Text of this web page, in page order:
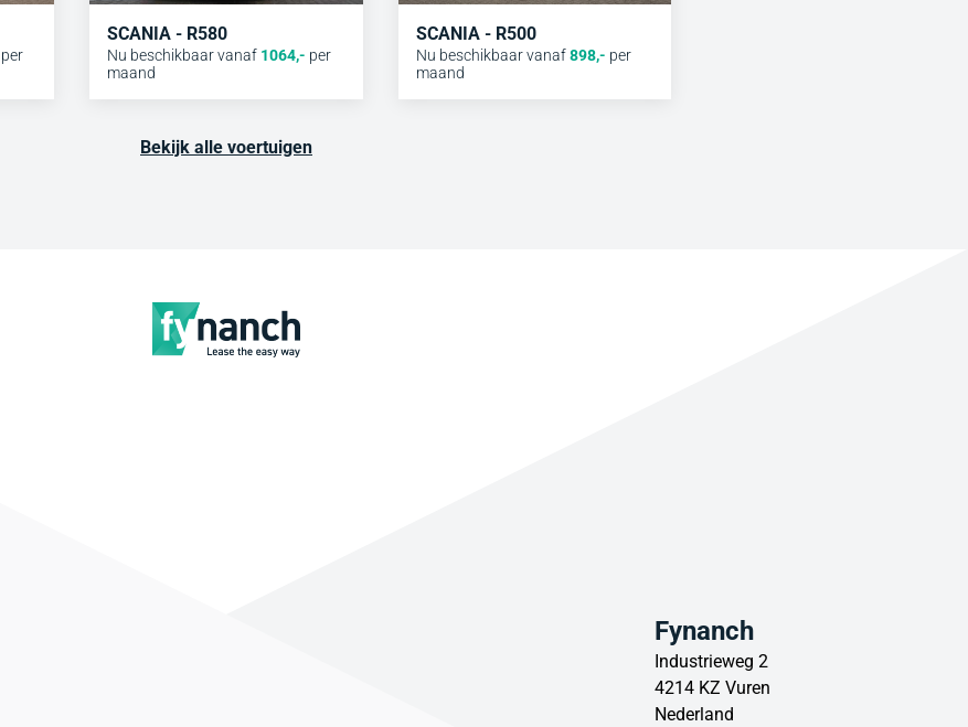
per
SCANIA - R580
Nu beschikbaar vanaf 1064,- per
maand
SCANIA - R500
Nu beschikbaar vanaf 898,- per
maand
Bekijk alle voertuigen
Fynanch
Industrieweg 2
4214 KZ Vuren
Nederland